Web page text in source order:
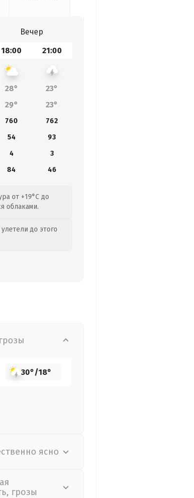
Вечер
18:00 21:00
28°
23°
29° 23°
760
762
54
93
4
3
84 46
от +19°C до
облаками.
до этого
30°/18°
ясно
грозы